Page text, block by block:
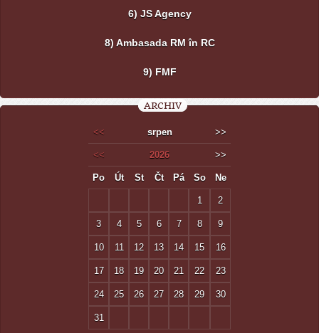
6) JS Agency
8) Ambasada RM în RC
9) FMF
ARCHIV
<< srpen >>
<< 2026 >>
Po Út St Čt Pá So Ne
1 2
3 4 5 6 7 8 9
10 11 12 13 14 15 16
17 18 19 20 21 22 23
24 25 26 27 28 29 30
31